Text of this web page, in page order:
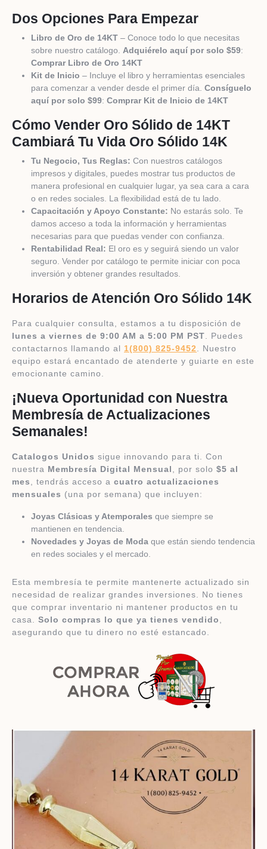
Dos Opciones Para Empezar
Libro de Oro de 14KT – Conoce todo lo que necesitas
sobre nuestro catálogo. Adquiérelo aquí por solo $59:
Comprar Libro de Oro 14KT
Kit de Inicio – Incluye el libro y herramientas esenciales
para comenzar a vender desde el primer día. Consíguelo
aquí por solo $99: Comprar Kit de Inicio de 14KT
Cómo Vender Oro Sólido de 14KT
Cambiará Tu Vida Oro Sólido 14K
Tu Negocio, Tus Reglas: Con nuestros catálogos
impresos y digitales, puedes mostrar tus productos de
manera profesional en cualquier lugar, ya sea cara a cara
o en redes sociales. La flexibilidad está de tu lado.
Capacitación y Apoyo Constante: No estarás solo. Te
damos acceso a toda la información y herramientas
necesarias para que puedas vender con confianza.
Rentabilidad Real: El oro es y seguirá siendo un valor
seguro. Vender por catálogo te permite iniciar con poca
inversión y obtener grandes resultados.
Horarios de Atención Oro Sólido 14K
Para cualquier consulta, estamos a tu disposición de
lunes a viernes de 9:00 AM a 5:00 PM PST . Puedes
contactarnos llamando al 1(800) 825-9452
. Nuestro
equipo estará encantado de atenderte y guiarte en este
emocionante camino.
¡Nueva Oportunidad con Nuestra
Membresía de Actualizaciones
Semanales!
Catalogos Unidos sigue innovando para ti. Con
nuestra Membresía Digital Mensual , por solo $5 al
mes
, tendrás acceso a cuatro actualizaciones
mensuales (una por semana) que incluyen:
Joyas Clásicas y Atemporales que siempre se
mantienen en tendencia.
Novedades y Joyas de Moda que están siendo tendencia
en redes sociales y el mercado.
Esta membresía te permite mantenerte actualizado sin
necesidad de realizar grandes inversiones. No tienes
que comprar inventario ni mantener productos en tu
casa. Solo compras lo que ya tienes vendido
asegurando que tu dinero no esté estancado.